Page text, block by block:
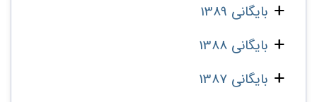
بایگانی 1389
بایگانی 1388
بایگانی 1387